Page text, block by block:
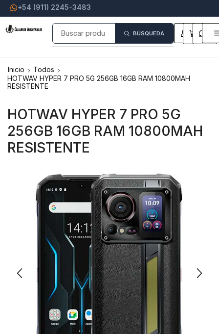
+54 (911) 2245-3483
BÚSQUEDA
Inicio
Todos
HOTWAV HYPER 7 PRO 5G 256GB 16GB RAM 10800MAH
RESISTENTE
HOTWAV HYPER 7 PRO 5G
256GB 16GB RAM 10800MAH
RESISTENTE